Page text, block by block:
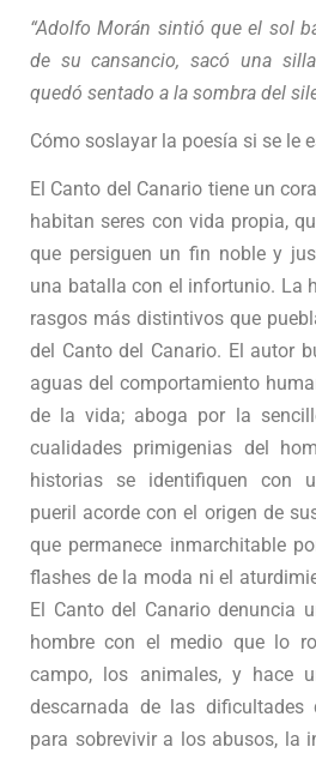
“Adolfo Morán sintió que el sol
de su cansancio, sacó una
quedó sentado a la sombra del
Cómo soslayar la poesía si se le
El Canto del Canario tiene un
habitan seres con vida propia,
que persiguen un fin noble y
una batalla con el infortunio. La
rasgos más distintivos que
del Canto del Canario. El autor
aguas del comportamiento
de la vida; aboga por la
cualidades primigenias del
historias se identifiquen con
pueril acorde con el origen de
que permanece inmarchitable
flashes de la moda ni el
El Canto del Canario denuncia
hombre con el medio que lo
campo, los animales, y hace
descarnada de las dificultades
para sobrevivir a los abusos, la